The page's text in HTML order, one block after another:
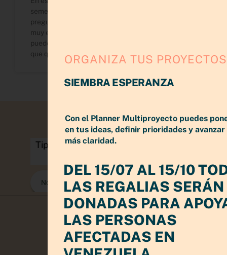
semestre con amor y claridad. A través de
preguntas clave, ejercicios prácticos y una carta
muy especial, descubrirás qué lograste, qué
puedes soltar y cómo reenfocar tus metas para lo
que queda del 2025.
« Previous Next »
ORGANIZA TUS
SIEMBRA ESPERANZA
Con el Planner Multiproyecto puedes
en tus ideas, definir prioridades y avanzar
más claridad.
DEL 15/07 AL 15/10
LAS REGALIAS SERÁN
DONADAS PARA
LAS PERSONAS
AFECTADAS EN